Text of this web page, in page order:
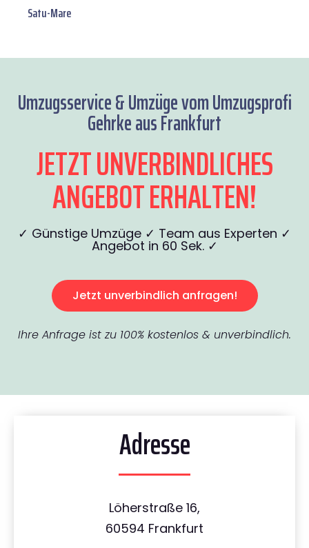
Satu-Mare
Umzugsservice & Umzüge vom Umzugsprofi
Gehrke aus Frankfurt
JETZT UNVERBINDLICHES
ANGEBOT ERHALTEN!
✓ Günstige Umzüge ✓ Team aus Experten ✓
Angebot in 60 Sek. ✓
Jetzt unverbindlich anfragen!
Ihre Anfrage ist zu 100% kostenlos & unverbindlich.
Adresse
Löherstraße 16,
60594 Frankfurt